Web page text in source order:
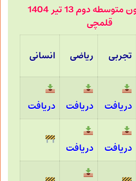
پاسخ آزمون متوسطه دوم 13 تیر 1404
قلمچی
تجربی ریاضی انسانی
دریافت دریافت دریافت
دریافت دریافت